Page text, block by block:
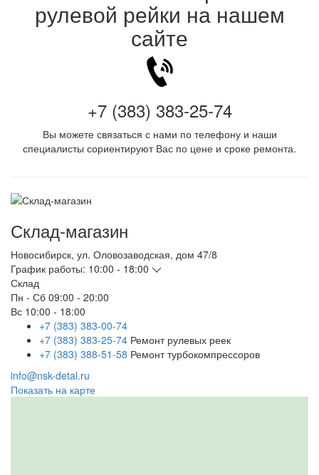
рулевой рейки на нашем
сайте
+7 (383) 383-25-74
Вы можете связаться с нами по телефону и наши
специалисты сориентируют Вас по цене и сроке ремонта.
Склад-магазин
Новосибирск, ул. Оловозаводская, дом 47/8
График работы: 10:00 - 18:00
Склад
Пн - Сб 09:00 - 20:00
Вс 10:00 - 18:00
+7 (383) 383-00-74
+7 (383) 383-25-74 Ремонт рулевых реек
+7 (383) 388-51-58 Ремонт турбокомпрессоров
info@nsk-detal.ru
Показать на карте